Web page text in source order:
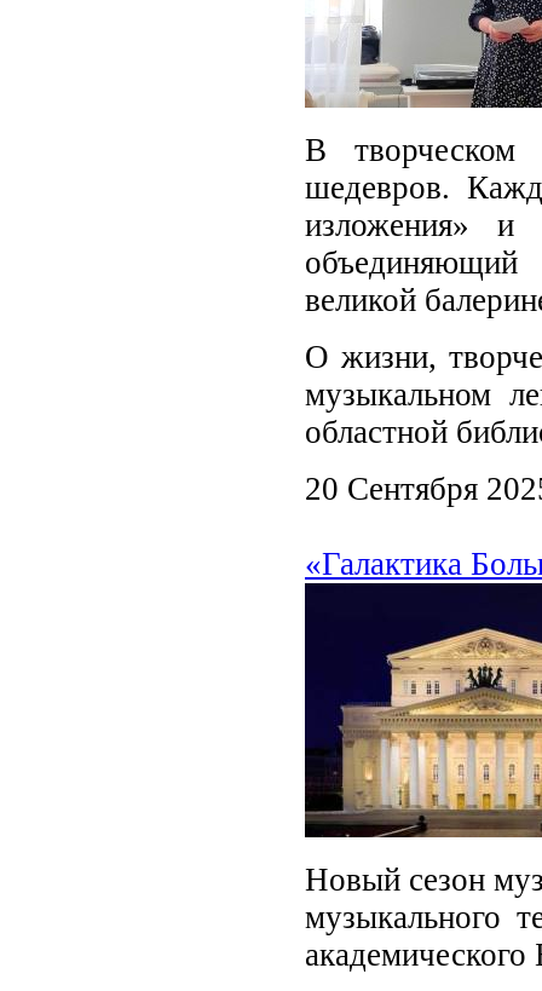
В творческом
шедевров.
изложения» и
объединяющий
великой
О жизни,
музыкальном
областной
20 Сентября
«Галактика
Новый сезон
музыкального